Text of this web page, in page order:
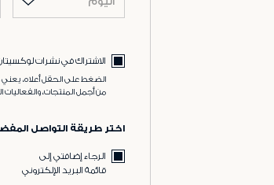
الاشتراك في نشرات لوكسيتان
الضغط على الحقل أعلاه، يعني
من أجمل المنتجات، والفعاليات
اختر طريقة التواصل
الرجاء إضافتي إلى
قائمة البريد الإلكتروني